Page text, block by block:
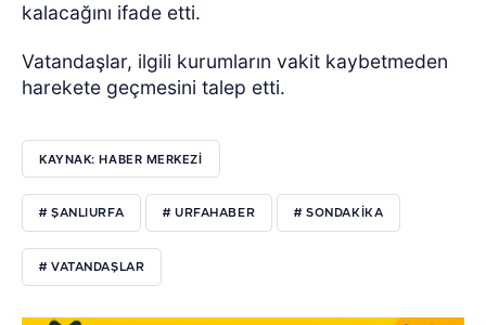
kalacağını ifade etti.
Vatandaşlar, ilgili kurumların vakit kaybetmeden
harekete geçmesini talep etti.
KAYNAK: HABER MERKEZI
# ŞANLIURFA # URFAHABER # SONDAKİKA
# VATANDAŞLAR